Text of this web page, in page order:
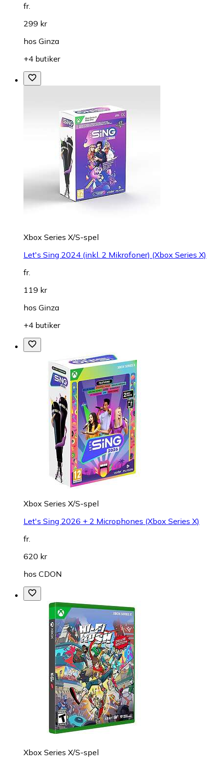
fr.
299 kr
hos Ginza
+4 butiker
Xbox Series X/S-spel
Let's Sing 2024 (inkl. 2 Mikrofoner) (Xbox Series X)
fr.
119 kr
hos Ginza
+4 butiker
Xbox Series X/S-spel
Let's Sing 2026 + 2 Microphones (Xbox Series X)
fr.
620 kr
hos CDON
Xbox Series X/S-spel